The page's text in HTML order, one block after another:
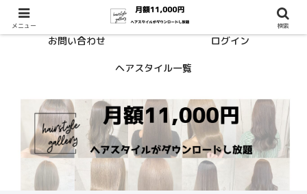
お問い合わせ ログイン
ヘアスタイル一覧
メニュー 検索